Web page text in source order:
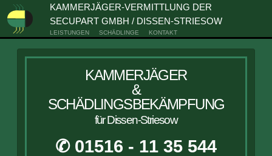
KAMMERJÄGER-VERMITTLUNG DER
SECUPART GMBH / DISSEN-STRIESOW
LEISTUNGEN SCHÄDLINGE KONTAKT
KAMMERJÄGER
&
SCHÄDLINGSBEKÄMPFUNG
für Dissen-Striesow
✆ 01516 - 11 35 544